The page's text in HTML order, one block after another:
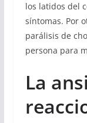
los latidos del
síntomas. Por
parálisis de
persona para
La